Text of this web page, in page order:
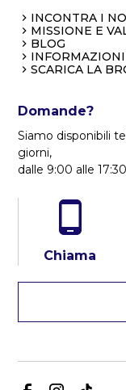
INCONTRA I
MISSIONE E
BLOG
SCARICA LA
Domande?
Siamo disponibili
giorni,
dalle 9:00 alle
Chiama